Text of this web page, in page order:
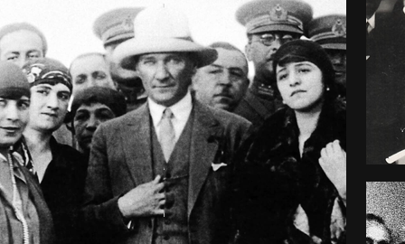
Tiyatro
Sanatçısı
Yönetmen
Astrofizikçi
Ziraat